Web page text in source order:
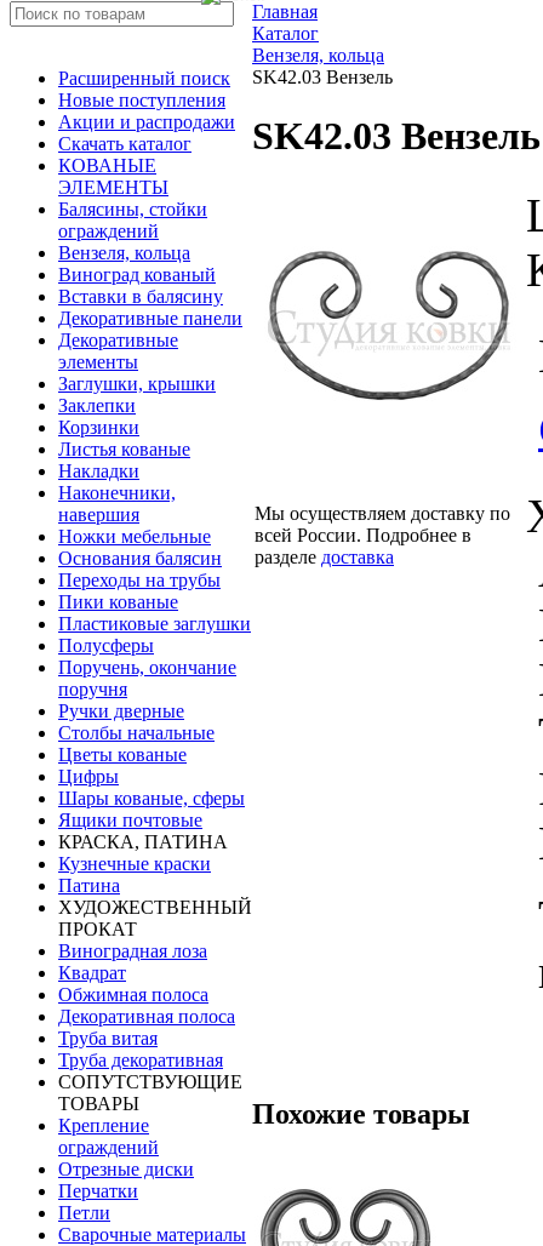
Расширенный поиск
Новые поступления
Акции и распродажи
Скачать каталог
КОВАНЫЕ
ЭЛЕМЕНТЫ
Балясины, стойки
ограждений
Вензеля, кольца
Виноград кованый
Вставки в балясину
Декоративные панели
Декоративные
элементы
Заглушки, крышки
Заклепки
Корзинки
Листья кованые
Накладки
Наконечники,
навершия
Ножки мебельные
Основания балясин
Переходы на трубы
Пики кованые
Пластиковые заглушки
Полусферы
Поручень, окончание
поручня
Ручки дверные
Столбы начальные
Цветы кованые
Цифры
Шары кованые, сферы
Ящики почтовые
КРАСКА, ПАТИНА
Кузнечные краски
Патина
ХУДОЖЕСТВЕННЫЙ
ПРОКАТ
Виноградная лоза
Квадрат
Обжимная полоса
Декоративная полоса
Труба витая
Труба декоративная
СОПУТСТВУЮЩИЕ
ТОВАРЫ
Крепление
ограждений
Отрезные диски
Перчатки
Петли
Сварочные материалы
Главная
Каталог
Вензеля, кольца
SK42.03 Вензель
SK42.03 Вензель
Мы осуществляем доставку по
всей России. Подробнее в
разделе доставка
Похожие товары